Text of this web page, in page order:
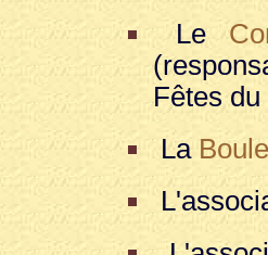
Le
Fêtes
La